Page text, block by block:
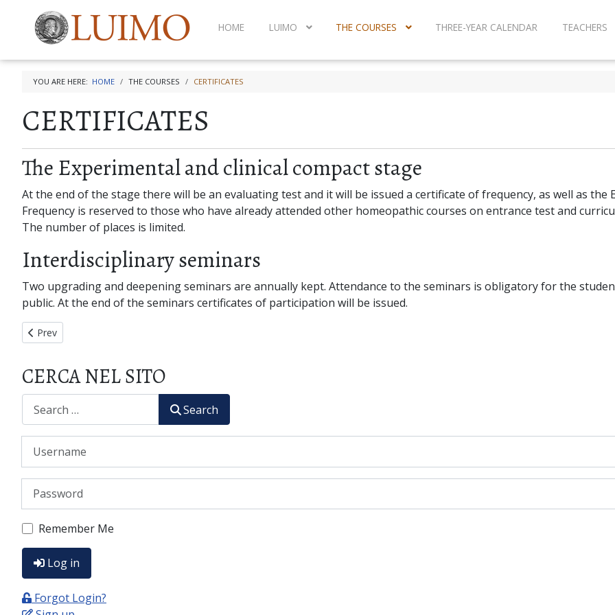
HOME LUIMO THE COURSES THREE-YEAR CALENDAR TEACHERS
YOU ARE HERE: HOME THE COURSES CERTIFICATES
CERTIFICATES
The Experimental and clinical compact stage
At the end of the stage there will be an evaluating test and it will be issued a certificate of frequency, as well as the
Frequency is reserved to those who have already attended other homeopathic courses on entrance test and
The number of places is limited.
Interdisciplinary seminars
Two upgrading and deepening seminars are annually kept. Attendance to the seminars is obligatory for the
public. At the end of the seminars certificates of participation will be issued.
Previous article: PHOTOGALLERY
Prev
CERCA NEL SITO
Search
Username
Password
Remember Me
Log in
Forgot Login?